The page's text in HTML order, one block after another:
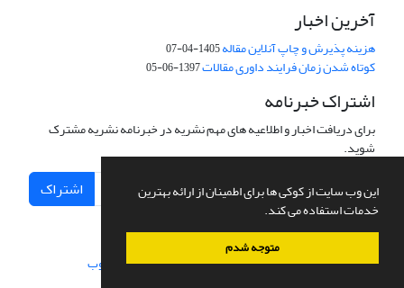
این وب سایت از کوکی ها برای اطمینان از ارائه بهترین
خدمات استفاده می کند.
متوجه شدم
آخرین اخبار
هزینه پذیرش و چاپ آنلاین مقاله1405-04-07
کوتاه شدن زمان فرایند داوری مقالات1397-06-05
اشتراک خبرنامه
برای دریافت اخبار و اطلاعیه های مهم نشریه در خبرنامه نشریه مشترک
شوید.
اشتراک
سامانه مدیریت نشریات علمی.طراحی و پیاده سازی از سیناوب